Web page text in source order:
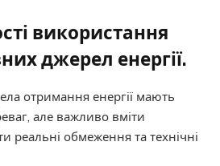
використання
джерел енергії.
отримання енергії мають
але важливо вміти
реальні обмеження та технічні